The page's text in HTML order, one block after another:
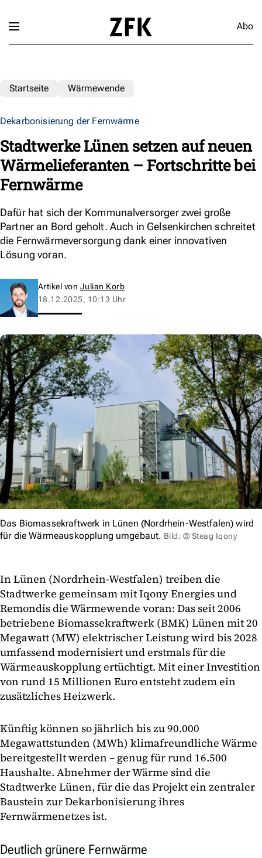
Abo
Startseite Wärmewende
Dekarbonisierung der Fernwärme
Stadtwerke Lünen setzen auf neuen
Wärmelieferanten – Fortschritte bei
Fernwärme
Dafür hat sich der Kommunalversorger zwei große
Partner an Bord geholt. Auch in Gelsenkirchen schreitet
die Fernwärmeversorgung dank einer innovativen
Lösung voran.
Artikel von Julian Korb
18.12.2025, 10:13 Uhr
Das Biomassekraftwerk in Lünen (Nordrhein-Westfalen) wird
für die Wärmeauskopplung umgebaut. Bild: © Steag Iqony
In Lünen (Nordrhein-Westfalen) treiben die
Stadtwerke gemeinsam mit Iqony Energies und
Remondis die Wärmewende voran: Das seit 2006
betriebene Biomassekraftwerk (BMK) Lünen mit 20
Megawatt (MW) elektrischer Leistung wird bis 2028
umfassend modernisiert und erstmals für die
Wärmeauskopplung ertüchtigt. Mit einer Investition
von rund 15 Millionen Euro entsteht zudem ein
zusätzliches Heizwerk.
Künftig können so jährlich bis zu 90.000
Megawattstunden (MWh) klimafreundliche Wärme
bereitgestellt werden – genug für rund 16.500
Haushalte. Abnehmer der Wärme sind die
Stadtwerke Lünen, für die das Projekt ein zentraler
Baustein zur Dekarbonisierung ihres
Fernwärmenetzes ist.
Deutlich grünere Fernwärme